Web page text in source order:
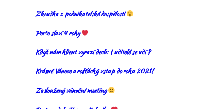
Zkouška z podnikatelské dospělosti
Porto slaví 4 roky
Když nám klient vyrazí dech: I učitelé se učí ?
Krásné Vánoce a rošťácký vstup do roku 2021!
Zasloužený vánoční meeting